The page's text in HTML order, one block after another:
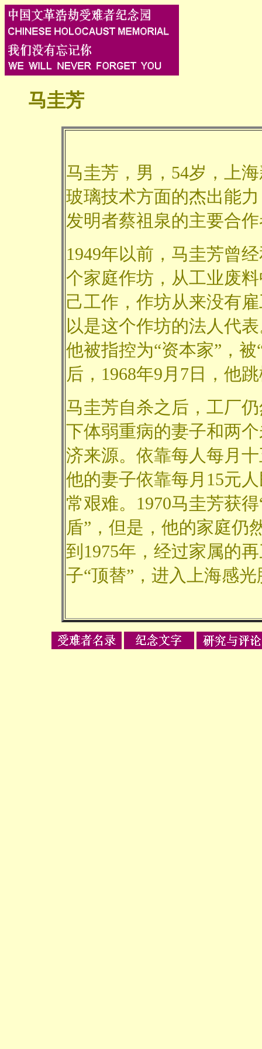
马圭芳
马圭芳，男，54岁，上
玻璃技术方面的杰出能
发明者蔡祖泉的主要合
1949年以前，马圭芳曾
个家庭作坊，从工业废
己工作，作坊从来没有
以是这个作坊的法人代
他被指控为“资本家”，
后，1968年9月7日，他
马圭芳自杀之后，工厂
下体弱重病的妻子和两
济来源。依靠每人每月
他的妻子依靠每月15元
常艰难。1970马圭芳获
盾”，但是，他的家庭仍
到1975年，经过家属的
子“顶替”，进入上海感